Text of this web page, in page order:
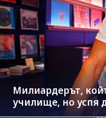
Милиардерът,
училище, но успя